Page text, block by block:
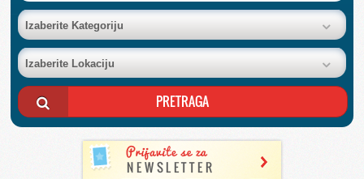
BAZA FIRMI
POSLOVNI OGLASI
AKCIJE I KATALOZI
BESPLATNI VAUČERI
Izaberite Kategoriju
Izaberite Lokaciju